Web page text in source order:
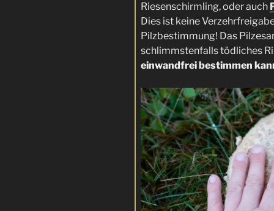
Riesenschirmling, oder auch
Dies ist keine
Pilzbestimmung! Das
schlimmstenfalls tödliches
einwandfrei bestimmen